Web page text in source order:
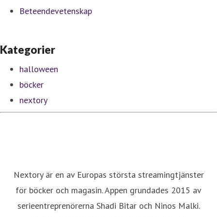
Beteendevetenskap
Kategorier
halloween
böcker
nextory
Nextory är en av Europas största streamingtjänster
för böcker och magasin. Appen grundades 2015 av
serieentreprenörerna Shadi Bitar och Ninos Malki.